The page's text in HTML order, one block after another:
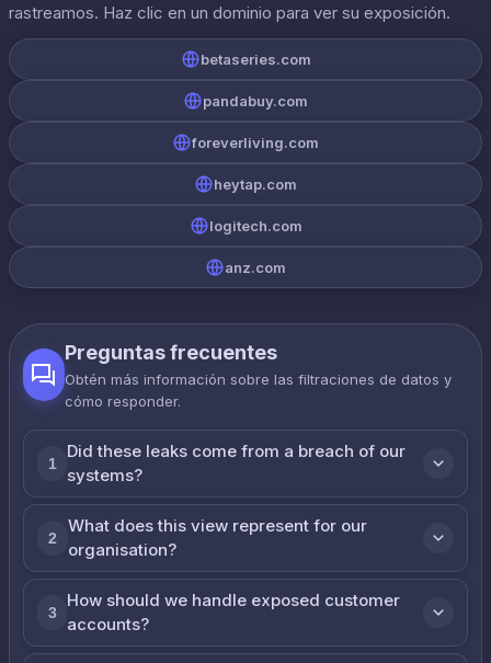
rastreamos. Haz clic en un dominio para ver su exposición.
betaseries.com
pandabuy.com
foreverliving.com
heytap.com
logitech.com
anz.com
Preguntas frecuentes
Obtén más información sobre las filtraciones de datos y
cómo responder.
1
Did these leaks come from a breach of our
systems?
2
What does this view represent for our
organisation?
3
How should we handle exposed customer
accounts?